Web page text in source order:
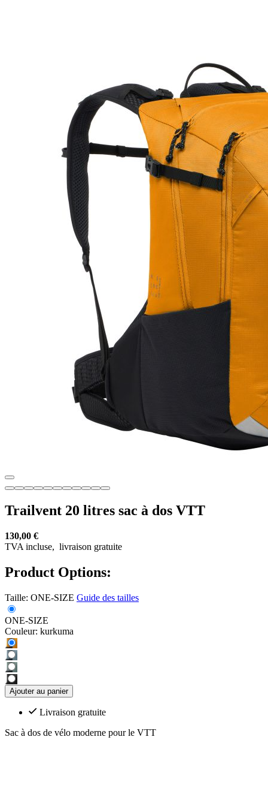
Trailvent 20 litres sac à dos VTT
130,00 €
TVA incluse, livraison gratuite
Product Options:
Taille: ONE-SIZE Guide des tailles
ONE-SIZE
Couleur: kurkuma
Ajouter au panier
Livraison gratuite
Sac à dos de vélo moderne pour le VTT